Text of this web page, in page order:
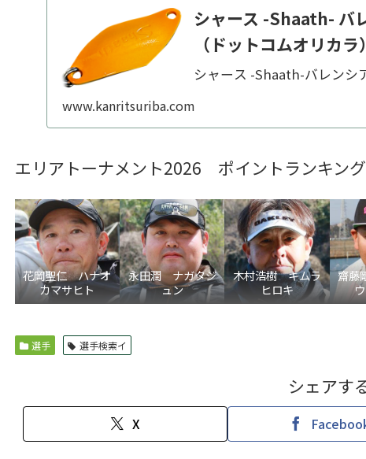
シャース -Shaath- バ
（ドットコムオリカラ）
シャース -Shaath-バレンシ
www.kanritsuriba.com
エリアトーナメント2026 ポイントランキング
花岡聖仁 ハナオ
カマサヒト
永田潤 ナガタジ
ュン
木村浩樹 キムラ
ヒロキ
齋藤
選手 選手検索イ
シェアす
X